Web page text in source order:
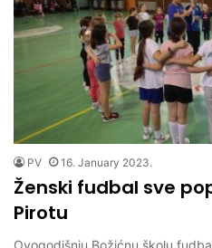
PV 16. January 2023.
Ženski fudbal sve
Pirotu